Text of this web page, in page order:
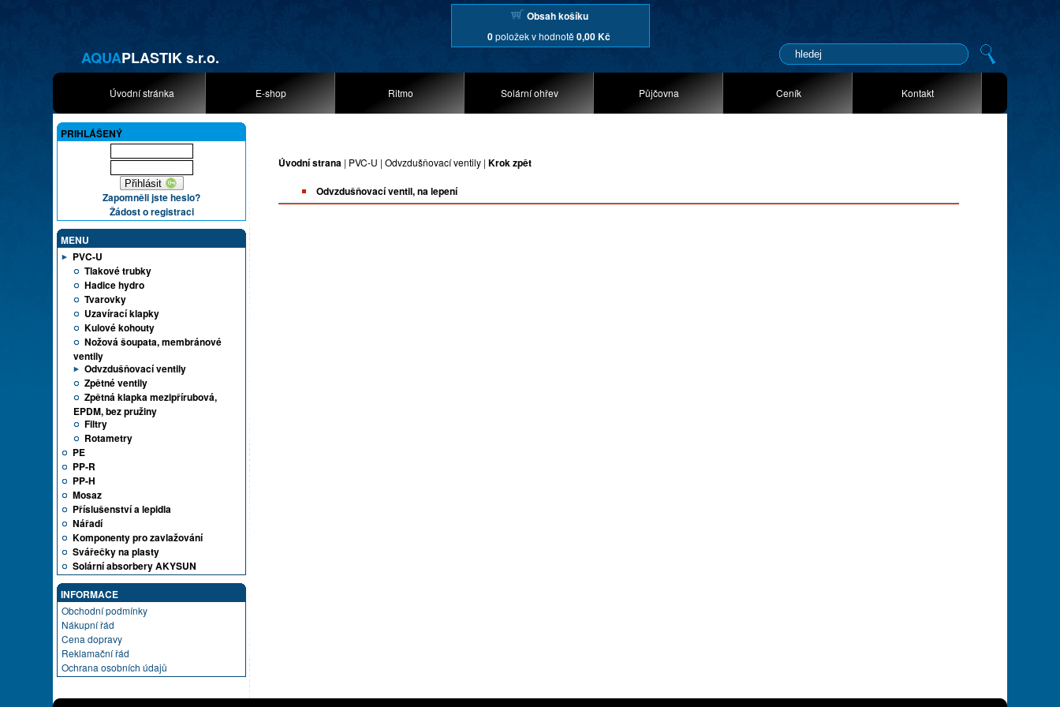
AQUAPLASTIK s.r.o.
Obsah košíku
0položek v hodnotě0,00 Kč
Úvodní stránka E-shop Ritmo Solární ohřev Půjčovna Ceník Kontakt
PRIHLÁŠENÝ
Zapomněli jste heslo?
Žádost o registraci
MENU
PVC-U
Tlakové trubky
Hadice hydro
Tvarovky
Uzavírací klapky
Kulové kohouty
Nožová šoupata, membránové
ventily
Odvzdušňovací ventily
Zpětné ventily
Zpětná klapka mezipřírubová,
EPDM, bez pružiny
Filtry
Rotametry
PE
PP-R
PP-H
Mosaz
Příslušenství a lepidla
Nářadí
Komponenty pro zavlažování
Svářečky na plasty
Solární absorbery AKYSUN
INFORMACE
Obchodní podmínky
Nákupní řád
Cena dopravy
Reklamační řád
Ochrana osobních údajů
Úvodní strana | PVC-U |Odvzdušňovací ventily |Krok zpět
Odvzdušňovací ventil, na lepení